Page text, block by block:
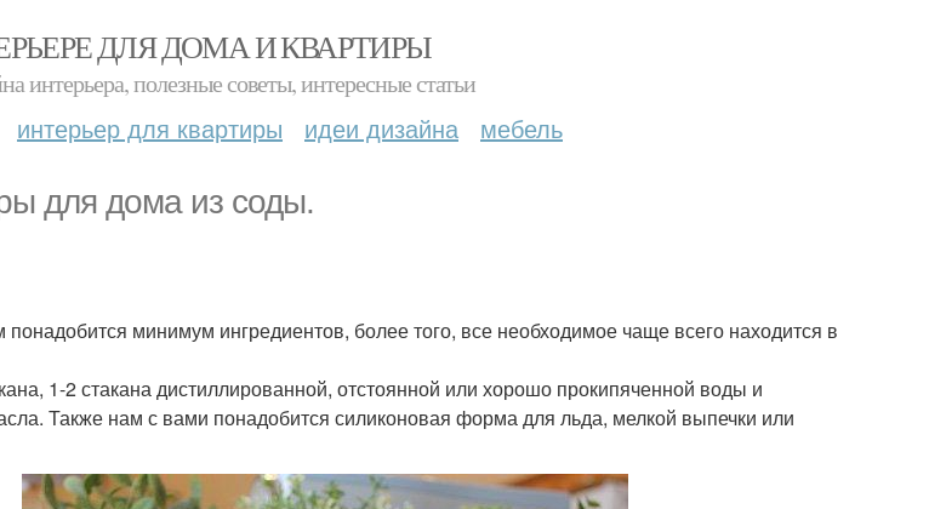
ДЛЯ ДОМА И КВАРТИРЫ
интерьера, полезные советы, интересные статьи
интерьер для квартиры идеи дизайна мебель
для дома из соды.
понадобится минимум ингредиентов, более того, все необходимое чаще всего находится в
1-2 стакана дистиллированной, отстоянной или хорошо прокипяченной воды и
Также нам с вами понадобится силиконовая форма для льда, мелкой выпечки или